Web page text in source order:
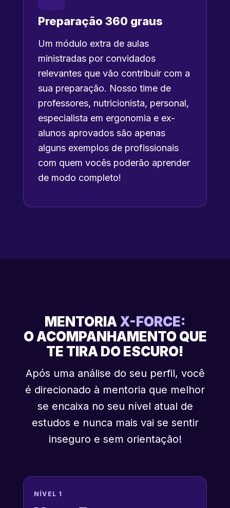
Preparação 360 graus
Um módulo extra de aulas
ministradas por convidados
relevantes que vão contribuir com a
sua preparação. Nosso time de
professores, nutricionista, personal,
especialista em ergonomia e ex-
alunos aprovados são apenas
alguns exemplos de profissionais
com quem vocês poderão aprender
de modo completo!
MENTORIAX-FORCE:
O ACOMPANHAMENTO QUE
TE TIRA DO ESCURO!
Após uma análise do seu perfil, você
é direcionado à mentoria que melhor
se encaixa no seu nível atual de
estudos e nunca mais vai se sentir
inseguro e sem orientação!
NÍVEL 1